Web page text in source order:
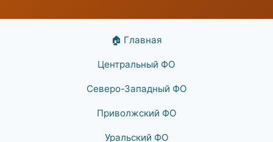
🏠 Главная
Центральный ФО
Северо-Западный ФО
Приволжский ФО
Уральский ФО